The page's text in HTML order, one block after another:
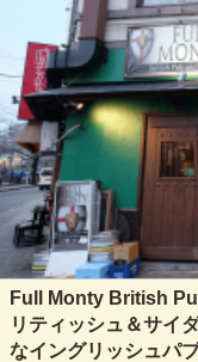
Full Monty British
リティッシュ＆サイ
なイングリッシュパ